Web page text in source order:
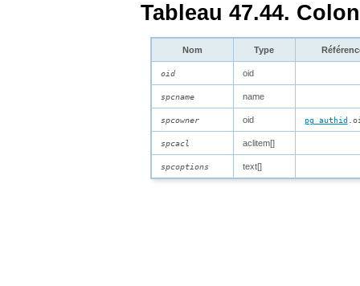
Tableau 47.44.
Nom Type
oid oid
spcname name
spcowner oid pg_authid
spcacl aclitem[]
spcoptions text[]